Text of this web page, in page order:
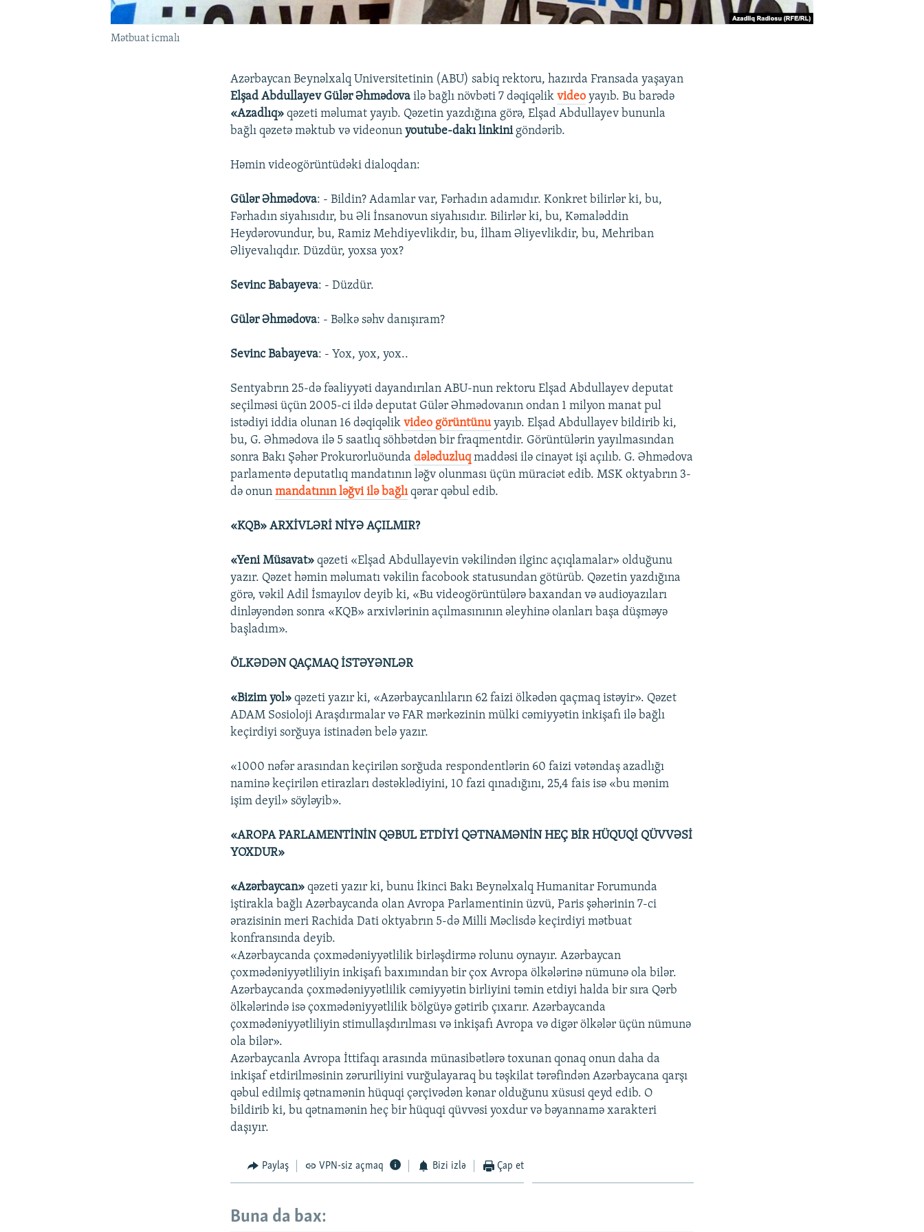
Mətbuat icmalı
Azərbaycan Beynəlxalq Universitetinin (ABU) sabiq rektoru, hazırda Fransada yaşayan
Elşad Abdullayev Gülər Əhmədova ilə bağlı növbəti 7 dəqiqəlikvideo yayıb. Bu barədə
«Azadlıq» qəzeti məlumat yayıb. Qəzetin yazdığına görə, Elşad Abdullayev bununla
bağlı qəzetə məktub və videonunyoutube-dakı linkini göndərib.
Həmin videogörüntüdəki dialoqdan:
Gülər Əhmədova: - Bildin? Adamlar var, Fərhadın adamıdır. Konkret bilirlər ki, bu,
Fərhadın siyahısıdır, bu Əli İnsanovun siyahısıdır. Bilirlər ki, bu, Kəmaləddin
Heydərovundur, bu, Ramiz Mehdiyevlikdir, bu, İlham Əliyevlikdir, bu, Mehriban
Əliyevalıqdır. Düzdür, yoxsa yox?
Sevinc Babayeva: - Düzdür.
Gülər Əhmədova: - Bəlkə səhv danışıram?
Sevinc Babayeva: - Yox, yox, yox..
Sentyabrın 25-də fəaliyyəti dayandırılan ABU-nun rektoru Elşad Abdullayev deputat
seçilməsi üçün 2005-ci ildə deputat Gülər Əhmədovanın ondan 1 milyon manat pul
istədiyi iddia olunan 16 dəqiqəlikvideo görüntünuyayıb. Elşad Abdullayev bildirib ki,
bu, G. Əhmədova ilə 5 saatlıq söhbətdən bir fraqmentdir. Görüntülərin yayılmasından
sonra Bakı Şəhər Prokurorluöundadələduzluqmaddəsi ilə cinayət işi açılıb. G. Əhmədova
parlamentə deputatlıq mandatının ləğv olunması üçün müraciət edib. MSK oktyabrın 3-
də onunmandatının ləğvi ilə bağlıqərar qəbul edib.
«KQB» ARXİVLƏRİ NİYƏ AÇILMIR?
«Yeni Müsavat» qəzeti «Elşad Abdullayevin vəkilindən ilginc açıqlamalar» olduğunu
yazır. Qəzet həmin məlumatı vəkilin facobook statusundan götürüb. Qəzetin yazdığına
görə, vəkil Adil İsmayılov deyib ki, «Bu videogörüntülərə baxandan və audioyazıları
dinləyəndən sonra «KQB» arxivlərinin açılmasınının əleyhinə olanları başa düşməyə
başladım».
ÖLKƏDƏN QAÇMAQ İSTƏYƏNLƏR
«Bizim yol»qəzeti yazır ki, «Azərbaycanlıların 62 faizi ölkədən qaçmaq istəyir». Qəzet
ADAM Sosioloji Araşdırmalar və FAR mərkəzinin mülki cəmiyyətin inkişafı ilə bağlı
keçirdiyi sorğuya istinadən belə yazır.
«1000 nəfər arasından keçirilən sorğuda respondentlərin 60 faizi vətəndaş azadlığı
naminə keçirilən etirazları dəstəklədiyini, 10 fazi qınadığını, 25,4 fais isə «bu mənim
işim deyil» söyləyib».
«AROPA PARLAMENTİNİN QƏBUL ETDİYİ QƏTNAMƏNİN HEÇ BİR HÜQUQİ QÜVVƏSİ
YOXDUR»
«Azərbaycan» qəzeti yazır ki, bunu İkinci Bakı Beynəlxalq Humanitar Forumunda
iştirakla bağlı Azərbaycanda olan Avropa Parlamentinin üzvü, Paris şəhərinin 7-ci
ərazisinin meri Rachida Dati oktyabrın 5-də Milli Məclisdə keçirdiyi mətbuat
konfransında deyib.
«Azərbaycanda çoxmədəniyyətlilik birləşdirmə rolunu oynayır. Azərbaycan
çoxmədəniyyətliliyin inkişafı baxımından bir çox Avropa ölkələrinə nümunə ola bilər.
Azərbaycanda çoxmədəniyyətlilik cəmiyyətin birliyini təmin etdiyi halda bir sıra Qərb
ölkələrində isə çoxmədəniyyətlilik bölgüyə gətirib çıxarır. Azərbaycanda
çoxmədəniyyətliliyin stimullaşdırılması və inkişafı Avropa və digər ölkələr üçün nümunə
ola bilər».
Azərbaycanla Avropa İttifaqı arasında münasibətlərə toxunan qonaq onun daha da
inkişaf etdirilməsinin zəruriliyini vurğulayaraq bu təşkilat tərəfindən Azərbaycana qarşı
qəbul edilmiş qətnamənin hüquqi çərçivədən kənar olduğunu xüsusi qeyd edib. O
bildirib ki, bu qətnamənin heç bir hüquqi qüvvəsi yoxdur və bəyannamə xarakteri
daşıyır.
Paylaş VPN-siz açmaq Bizi izlə Çap et
Buna da bax: